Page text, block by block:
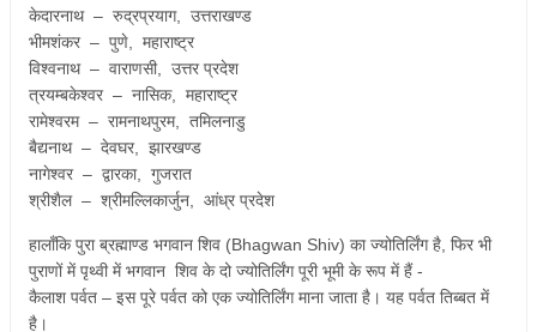
केदारनाथ – रुद्रप्रयाग, उत्तराखण्ड
भीमशंकर – पुणे, महाराष्ट्र
विश्वनाथ – वाराणसी, उत्तर प्रदेश
त्रयम्बकेश्वर – नासिक, महाराष्ट्र
रामेश्वरम – रामनाथपुरम, तमिलनाडु
बैद्यनाथ – देवघर, झारखण्ड
नागेश्वर – द्वारका, गुजरात
श्रीशैल – श्रीमल्लिकार्जुन, आंध्र प्रदेश
हालाँकि पुरा ब्रह्माण्ड भगवान शिव (Bhagwan Shiv) का ज्योतिर्लिंग है, फिर भी
पुराणों में पृथ्वी में भगवान शिव के दो ज्योतिर्लिंग पूरी भूमी के रूप में हैं -
कैलाश पर्वत – इस पूरे पर्वत को एक ज्योतिर्लिंग माना जाता है। यह पर्वत तिब्बत में
है।